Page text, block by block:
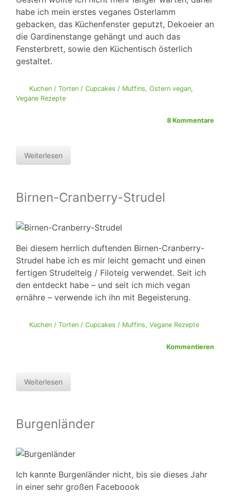
habe ich mein erstes veganes Osterlamm
gebacken, das Küchenfenster geputzt, Dekoeier an
die Gardinenstange gehängt und auch das
Fensterbrett, sowie den Küchentisch österlich
gestaltet.
Kuchen / Torten / Cupcakes / Muffins, Ostern vegan,
Vegane Rezepte
8 Kommentare
Weiterlesen
Birnen-Cranberry-Strudel
Bei diesem herrlich duftenden Birnen-Cranberry-
Strudel habe ich es mir leicht gemacht und einen
fertigen Strudelteig / Filoteig verwendet. Seit ich
den entdeckt habe – und seit ich mich vegan
ernähre – verwende ich ihn mit Begeisterung.
Kuchen / Torten / Cupcakes / Muffins, Vegane Rezepte
Kommentieren
Weiterlesen
Burgenländer
Ich kannte Burgenländer nicht, bis sie dieses Jahr
in einer sehr großen Faceboook